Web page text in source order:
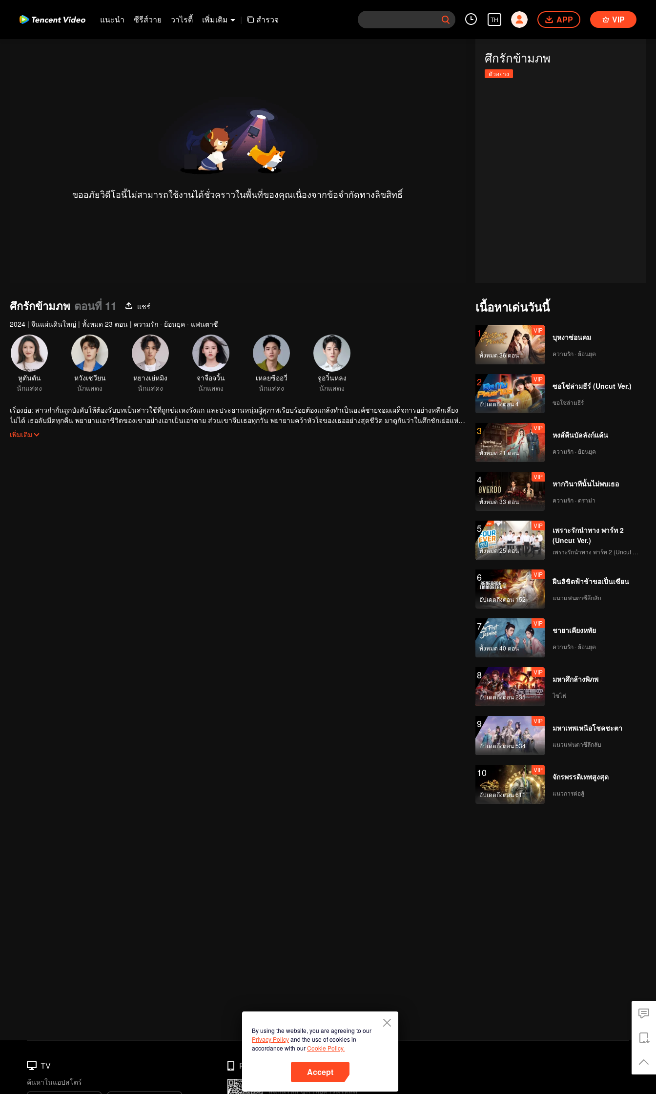
แนะนำ ซีรีส์วาย วาไรตี้ เพิ่มเติม | สำรวจ TH APP VIP
ขออภัยวิดีโอนี้ไม่สามารถใช้งานได้ชั่วคราวในพื้นที่ของคุณเนื่องจากข้อจำกัดทางลิขสิทธิ์
ศึกรักข้ามภพ
ตัวอย่าง
ศึกรักข้ามภพ ตอนที่ 11
แชร์
2024 | จีนแผ่นดินใหญ่ | ทั้งหมด 23 ตอน | ความรัก · ย้อนยุค · แฟนตาซี
หูตันตัน
นักแสดง
หวังเซวียน
นักแสดง
หยางเย่หมิง
นักแสดง
จาจื่อจวิ้น
นักแสดง
เหลยซืออวี่
นักแสดง
จูอวิ๋นหลง
นักแสดง
เริ่องย่อ: สาวก๋ากั่นถูกบังคับให้ต้องรับบทเป็นสาวใช้ที่ถูกข่มเหงรังแก และประธานหนุ่มผู้สุภาพเรียบร้อยต้องแกล้งทำเป็นองค์ชายจอมเผด็จการอย่างหลีกเลี่ยง
ไม่ได้ เธอลับมีดทุกคืน พยายามเอาชีวิตของเขาอย่างเอาเป็นเอาตาย ส่วนเขาจีบเธอทุกวัน พยายามคว้าหัวใจของเธออย่างสุดชีวิต มาดูกันว่าในศึกชักเย่อแห่ง
ชีวิตครั้งนี้ใครจะเป็นผู้ชนะ ระหว่างที่เขาและเธอสู้รบกันก็พบว่ามีแผนร้ายบางอย่างซ่อนอยู่ในเรื่องราวนี้
เพิ่มเติม
เนื้อหาเด่นวันนี้
1
ทั้งหมด 36 ตอน
VIP
บุหงาซ่อนคม
ความรัก · ย้อนยุค
2
อัปเดตถึงตอน 4
VIP
ซอโซ่ล่ามธีร์ (Uncut Ver.)
ซอโซ่ล่ามธีร์
3
ทั้งหมด 21 ตอน
VIP
หงส์คืนบัลลังก์แค้น
ความรัก · ย้อนยุค
4
ทั้งหมด 33 ตอน
VIP
หากวินาทีนั้นไม่พบเธอ
ความรัก · ดราม่า
5
ทั้งหมด 25 ตอน
VIP
เพราะรักนำทาง พาร์ท 2
(Uncut Ver.)
6
อัปเดตถึงตอน 152
VIP
ฝืนลิขิตฟ้าข้าขอเป็นเซียน
แนวแฟนตาซีลึกลับ
7
ทั้งหมด 40 ตอน
VIP
ชายาเคียงหทัย
ความรัก · ย้อนยุค
8
อัปเดตถึงตอน 235
VIP
มหาศึกล้างพิภพ
ไซไฟ
9
อัปเดตถึงตอน 534
VIP
มหาเทพเหนือโชคชะตา
แนวแฟนตาซีลึกลับ
10
อัปเดตถึงตอน 611
VIP
จักรพรรดิเทพสูงสุด
แนวการต่อสู้
By using the website, you are agreeing to our
Privacy Policyand the use of cookies in
accordance with ourCookie Policy.
Accept
TV
ค้นหาในแอปสโตร์
Phone
สแกนรหัส QR เพื่อดาวน์โหลด